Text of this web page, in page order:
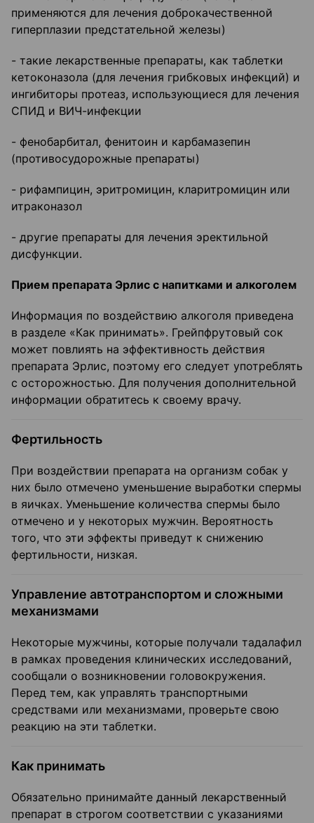
применяются для лечения доброкачественной
гиперплазии предстательной железы)
- такие лекарственные препараты, как таблетки
кетоконазола (для лечения грибковых инфекций) и
ингибиторы протеаз, использующиеся для лечения
СПИД и ВИЧ-инфекции
- фенобарбитал, фенитоин и карбамазепин
(противосудорожные препараты)
- рифампицин, эритромицин, кларитромицин или
итраконазол
- другие препараты для лечения эректильной
дисфункции.
Прием препарата Эрлис с напитками и алкоголем
Информация по воздействию алкоголя приведена
в разделе «Как принимать». Грейпфрутовый сок
может повлиять на эффективность действия
препарата Эрлис, поэтому его следует употреблять
с осторожностью. Для получения дополнительной
информации обратитесь к своему врачу.
Фертильность
При воздействии препарата на организм собак у
них было отмечено уменьшение выработки спермы
в яичках. Уменьшение количества спермы было
отмечено и у некоторых мужчин. Вероятность
того, что эти эффекты приведут к снижению
фертильности, низкая.
Управление автотранспортом и сложными
механизмами
Некоторые мужчины, которые получали тадалафил
в рамках проведения клинических исследований,
сообщали о возникновении головокружения.
Перед тем, как управлять транспортными
средствами или механизмами, проверьте свою
реакцию на эти таблетки.
Как принимать
Обязательно принимайте данный лекарственный
препарат в строгом соответствии с указаниями